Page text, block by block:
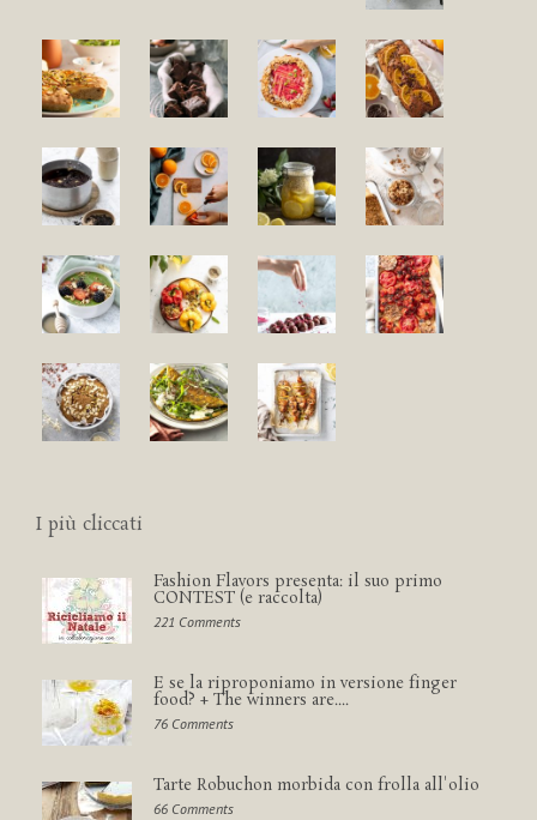
I più cliccati
Fashion Flavors presenta: il suo primo
CONTEST (e raccolta)
221 Comments
E se la riproponiamo in versione finger
food? + The winners are....
76 Comments
Tarte Robuchon morbida con frolla all'olio
66 Comments